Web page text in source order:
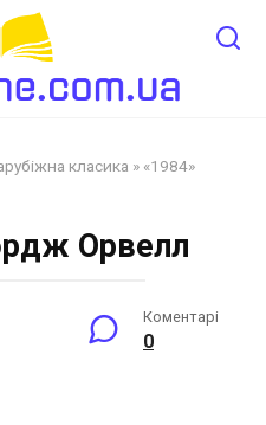
класика » «1984»
Орвелл
Коментарі
0